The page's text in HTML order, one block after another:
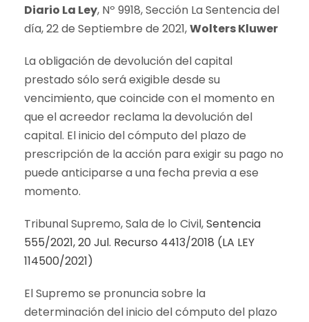
Diario La Ley, Nº 9918, Sección La Sentencia del
día, 22 de Septiembre de 2021,Wolters Kluwer
La obligación de devolución del capital
prestado sólo será exigible desde su
vencimiento, que coincide con el momento en
que el acreedor reclama la devolución del
capital. El inicio del cómputo del plazo de
prescripción de la acción para exigir su pago no
puede anticiparse a una fecha previa a ese
momento.
Tribunal Supremo, Sala de lo Civil,Sentencia
555/2021, 20 Jul. Recurso 4413/2018 (LA LEY
114500/2021)
El Supremo se pronuncia sobre la
determinación del inicio del cómputo del plazo